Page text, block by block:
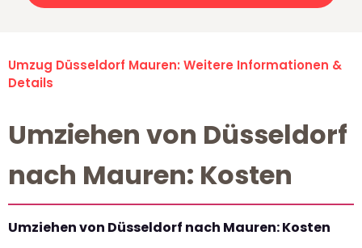
Umzug Düsseldorf Mauren: Weitere Informationen &
Details
Umziehen von Düsseldorf
nach Mauren: Kosten
Umziehen von Düsseldorf nach Mauren: Kosten